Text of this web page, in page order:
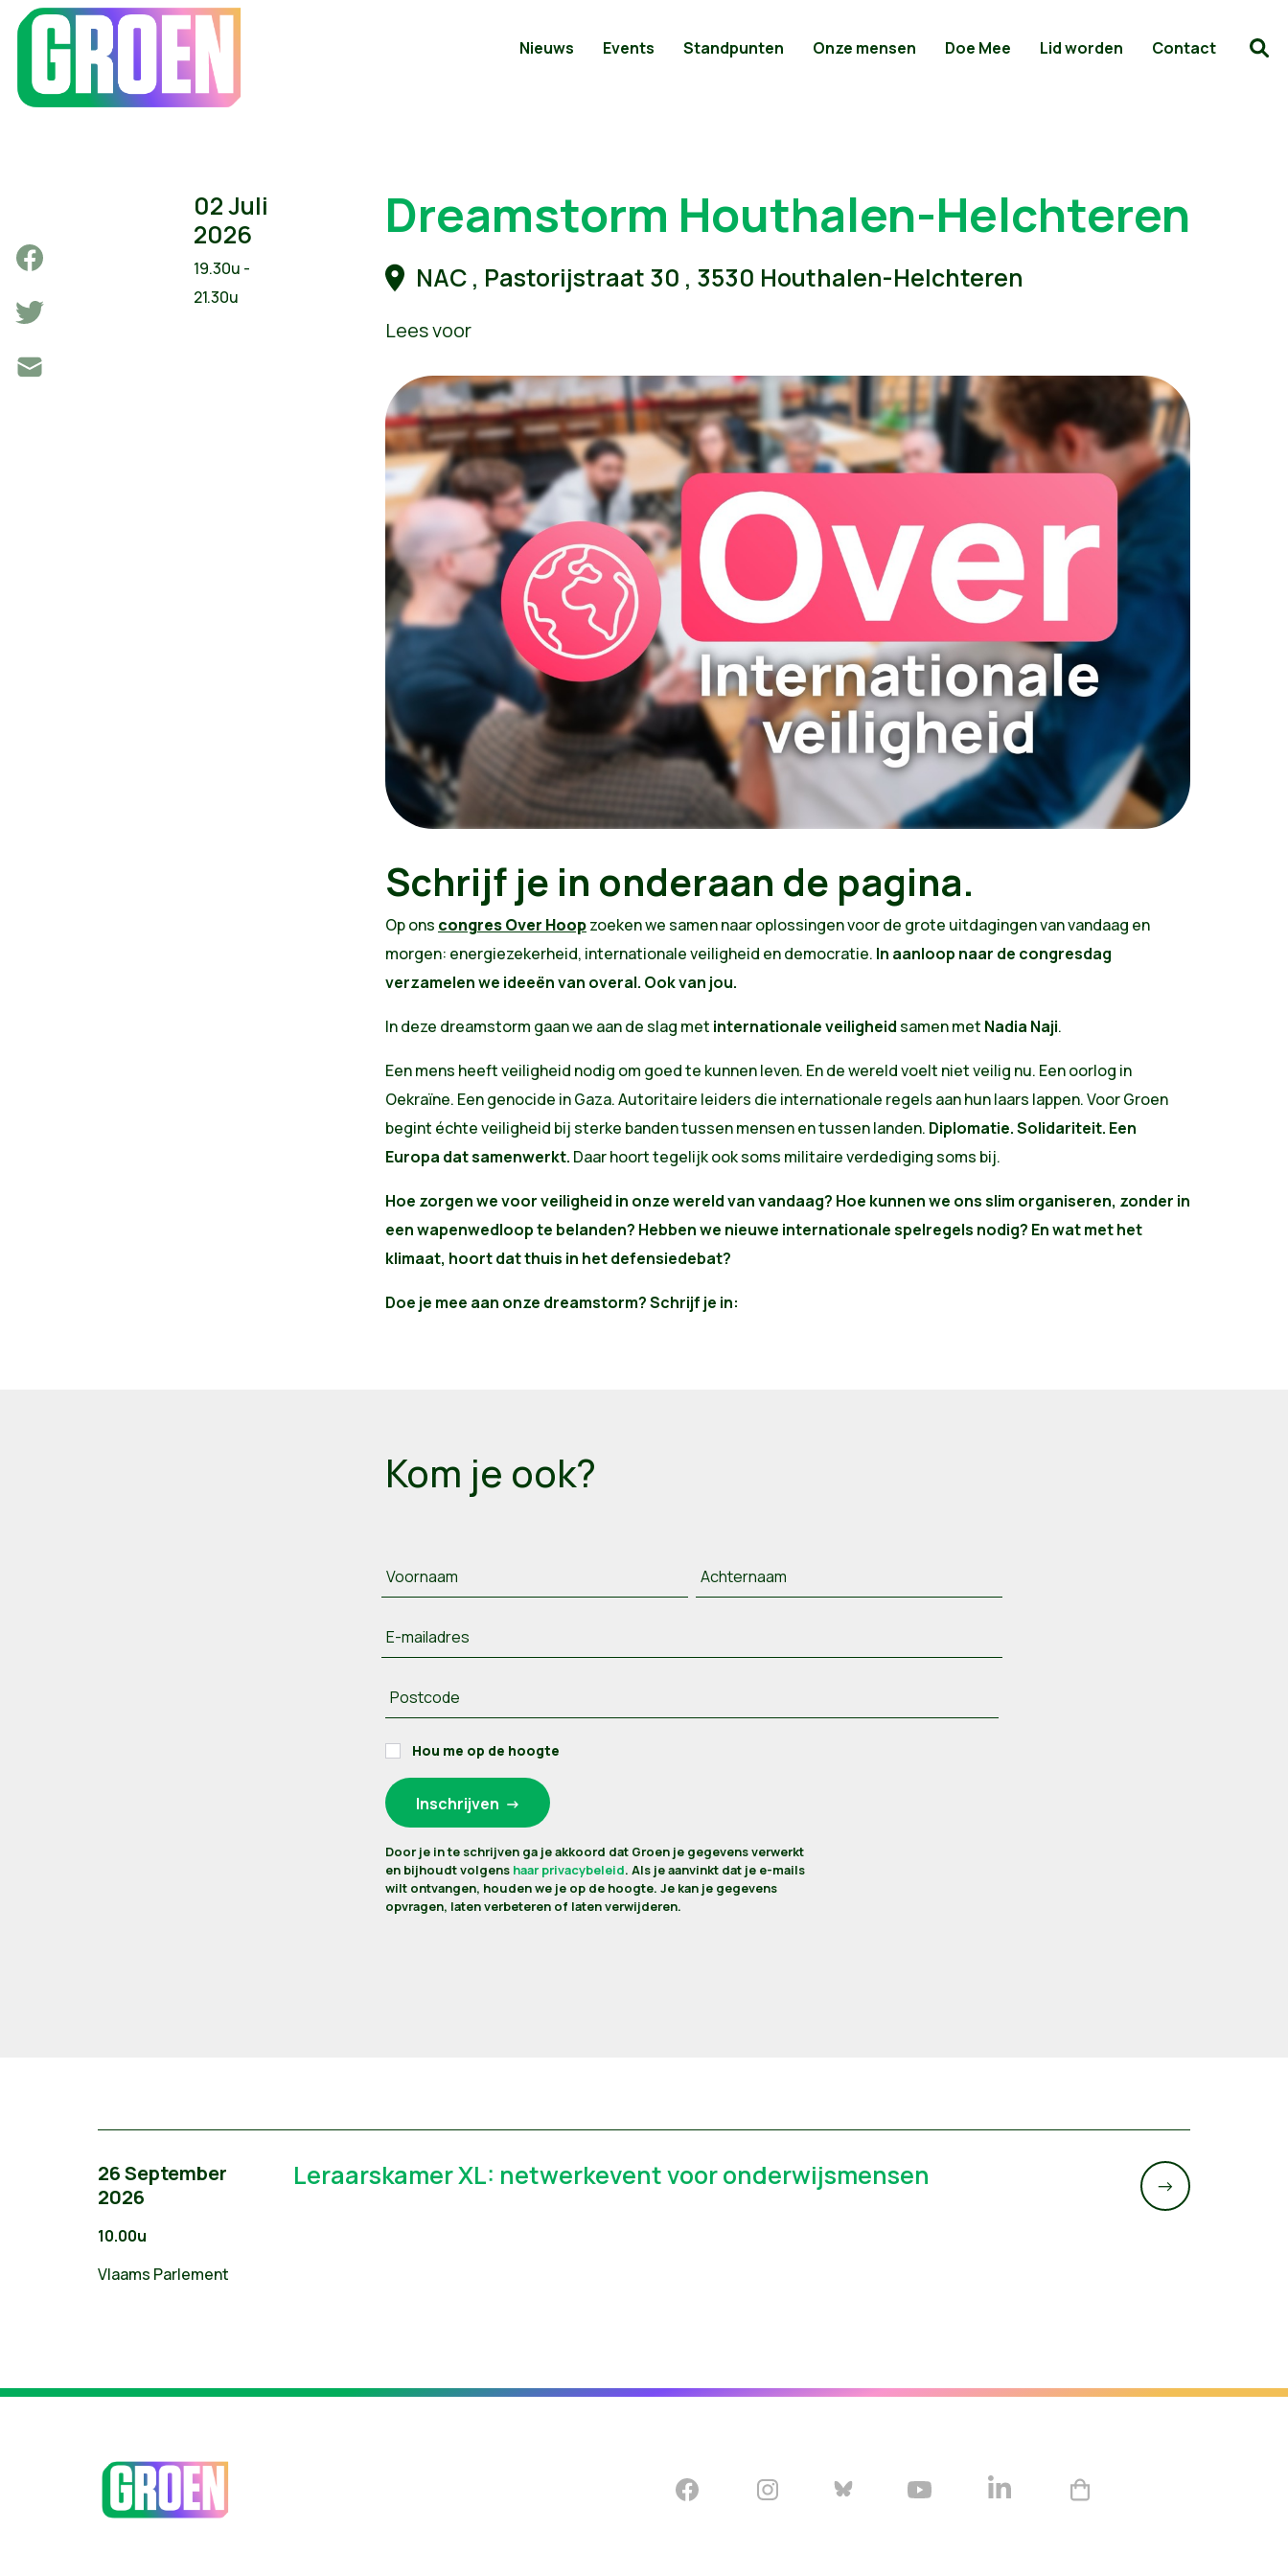
Nieuws Events Standpunten Onze mensen Doe Mee Lid worden Contact
02 Juli
2026
19.30u -
21.30u
Dreamstorm Houthalen-Helchteren
NAC , Pastorijstraat 30 , 3530 Houthalen-Helchteren
Lees voor
Schrijf je in onderaan de pagina.
Op ons congres Over Hoopzoeken we samen naar oplossingen voor de grote uitdagingen van vandaag en
morgen: energiezekerheid, internationale veiligheid en democratie. In aanloop naar de congresdag
verzamelen we ideeën van overal. Ook van jou.
In deze dreamstorm gaan we aan de slag met internationale veiligheidsamen met Nadia Naji.
Een mens heeft veiligheid nodig om goed te kunnen leven. En de wereld voelt niet veilig nu. Een oorlog in
Oekraïne. Een genocide in Gaza. Autoritaire leiders die internationale regels aan hun laars lappen. Voor Groen
begint échte veiligheid bij sterke banden tussen mensen en tussen landen. Diplomatie. Solidariteit. Een
Europa dat samenwerkt. Daar hoort tegelijk ook soms militaire verdediging soms bij.
Hoe zorgen we voor veiligheid in onze wereld van vandaag? Hoe kunnen we ons slim organiseren, zonder in
een wapenwedloop te belanden? Hebben we nieuwe internationale spelregels nodig? En wat met het
klimaat, hoort dat thuis in het defensiedebat?
Doe je mee aan onze dreamstorm? Schrijf je in:
Kom je ook?
Voornaam Achternaam
E-mailadres
Postcode
Hou me op de hoogte
Door je in te schrijven ga je akkoord dat Groen je gegevens verwerkt
en bijhoudt volgens haar privacybeleid. Als je aanvinkt dat je e-mails
wilt ontvangen, houden we je op de hoogte. Je kan je gegevens
opvragen, laten verbeteren of laten verwijderen.
26 September
2026
10.00u
Vlaams Parlement
Leraarskamer XL: netwerkevent voor onderwijsmensen ->